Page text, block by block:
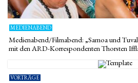
MEDIENABEND
Medienabend/Filmabend: „Samoa und
mit den ARD-Korrespondenten Thorsten
VORTRÄGE